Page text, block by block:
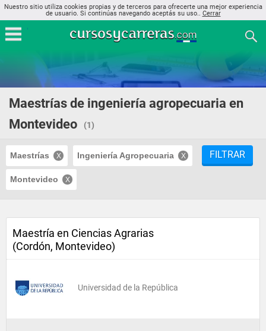
Nuestro sitio utiliza cookies propias y de terceros para ofrecerte una mejor experiencia
de usuario. Si continúas navegando aceptás su uso.. Cerrar
Maestrías de ingeniería agropecuaria en
Montevideo
(1)
Maestrías Ingeniería Agropecuaria
Montevideo
FILTRAR
Maestría en Ciencias Agrarias
(Cordón, Montevideo)
Universidad de la República